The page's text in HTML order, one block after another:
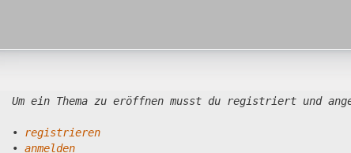
Um ein Thema zu eröffnen musst du registriert und
• registrieren
• anmelden